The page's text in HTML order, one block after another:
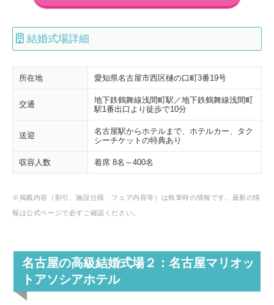
結婚式場詳細
所在地 愛知県名古屋市西区樋の口町3番19号
交通
地下鉄鶴舞線浅間町駅／地下鉄鶴舞線浅間町
駅1番出口より徒歩で10分
送迎
名古屋駅からホテルまで、ホテルカー、タク
シーチケットの特典あり
収容人数 着席 8名～400名
※掲載内容（割引、施設仕様、フェア内容等）は執筆時の情報です。最新の情
報は公式ページで必ずご確認ください。
名古屋の高級結婚式場２：名古屋マリオッ
トアソシアホテル